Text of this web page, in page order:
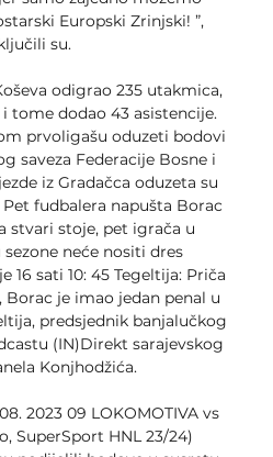
Europski Zrinjski! ”,
su.
odigrao 235 utakmica,
tome dodao 43 asistencije.
prvoligašu oduzeti bodovi
saveza Federacije Bosne i
iz Gradačca oduzeta su
Pet fudbalera napušta Borac
stvari stoje, pet igrača u
neće nositi dres
16 sati 10: 45 Tegeltija: Priča
je imao jedan penal u
predsjednik banjalučkog
(IN)Direkt sarajevskog
Konjhodžića.
2023 09 LOKOMOTIVA vs
SuperSport HNL 23/24)